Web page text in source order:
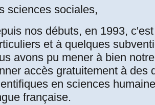
Professeur retraité
Le 6
sciences sociales,
nos débuts, en 1993,
et à quelques
avons pu mener à bien
accès gratuitement à des
en sciences
française.